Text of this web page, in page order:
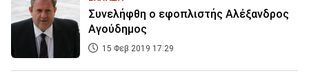
Συνελήφθη ο εφοπλιστής Αλέξανδρος
Αγούδημος
15 Φεβ 2019 17:29